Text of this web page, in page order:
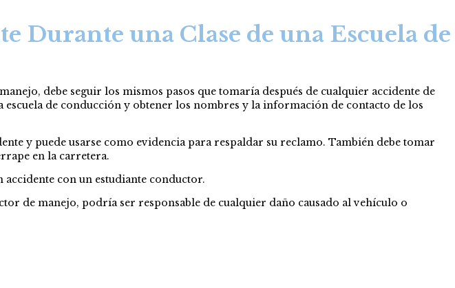
Durante una Clase de una Escuela de
debe seguir los mismos pasos que tomaría después de cualquier accidente de
de conducción y obtener los nombres y la información de contacto de los
y puede usarse como evidencia para respaldar su reclamo. También debe tomar
en la carretera.
accidente con un estudiante conductor.
de manejo, podría ser responsable de cualquier daño causado al vehículo o